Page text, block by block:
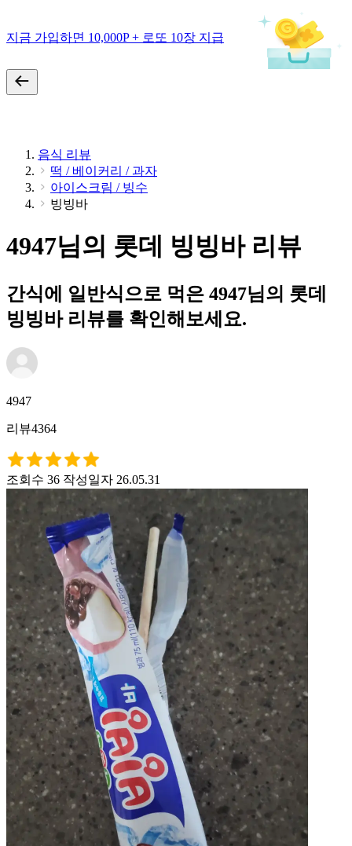
지금 가입하면 10,000P + 로또 10장 지급
음식 리뷰
떡 / 베이커리 / 과자
아이스크림 / 빙수
빙빙바
4947님의 롯데 빙빙바 리뷰
간식에 일반식으로 먹은 4947님의 롯데
빙빙바 리뷰를 확인해보세요.
4947
리뷰4364
조회수 36 작성일자 26.05.31